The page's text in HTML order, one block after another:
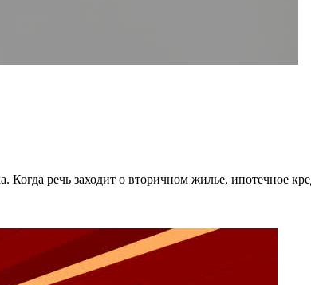
речь заходит о вторичном жилье, ипотечное